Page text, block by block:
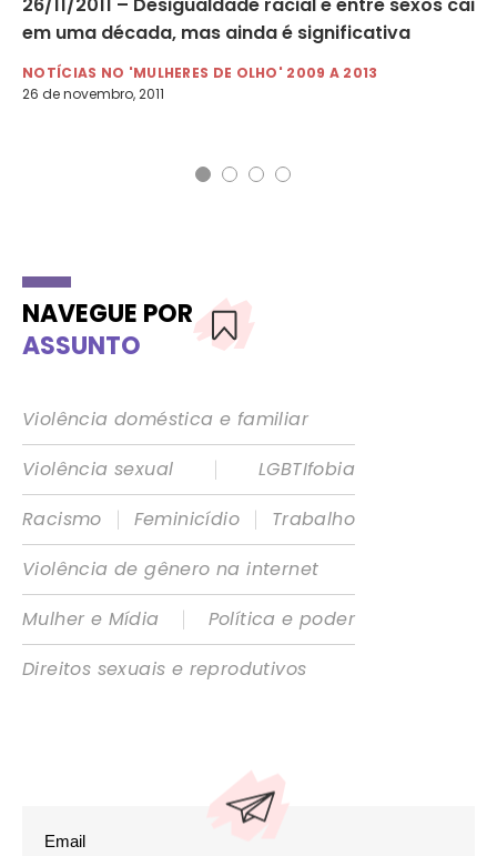
em uma década, mas ainda é significativa
NOTÍCIAS NO 'MULHERES DE OLHO' 2009 A 2013
26 de novembro, 2011
NAVEGUE POR
ASSUNTO
Violência doméstica e familiar
Violência sexual
|
LGBTIfobia
Racismo
| Feminicídio |
Trabalho
Violência de gênero na internet
Mulher e Mídia
|
Política e poder
Direitos sexuais e reprodutivos